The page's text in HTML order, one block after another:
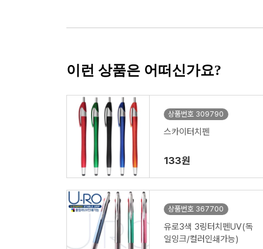
이런 상품은 어떠신가요?
상품번호 309790
스카이터치펜
133원
상품번호 367700
유로3색 3링터치펜UV(독
일잉크/컬러인쇄가능)